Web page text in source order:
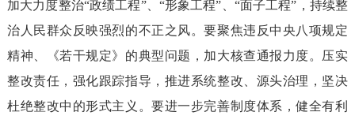
加大力度整治“政绩工程”、“形象工程”、“面子工程”，持续整
治人民群众反映强烈的不正之风。要聚焦违反中央八项规定
精神、《若干规定》的典型问题，加大核查通报力度。压实
整改责任，强化跟踪指导，推进系统整改、源头治理，坚决
杜绝整改中的形式主义。要进一步完善制度体系，健全有利